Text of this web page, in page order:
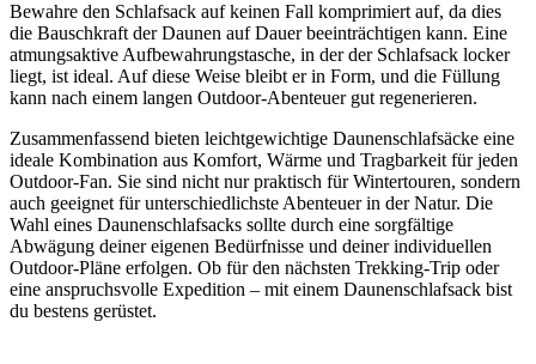
Bewahre den Schlafsack auf keinen Fall komprimiert auf, da dies
die Bauschkraft der Daunen auf Dauer beeinträchtigen kann. Eine
atmungsaktive Aufbewahrungstasche, in der der Schlafsack locker
liegt, ist ideal. Auf diese Weise bleibt er in Form, und die Füllung
kann nach einem langen Outdoor-Abenteuer gut regenerieren.
Zusammenfassend bieten leichtgewichtige Daunenschlafsäcke eine
ideale Kombination aus Komfort, Wärme und Tragbarkeit für jeden
Outdoor-Fan. Sie sind nicht nur praktisch für Wintertouren, sondern
auch geeignet für unterschiedlichste Abenteuer in der Natur. Die
Wahl eines Daunenschlafsacks sollte durch eine sorgfältige
Abwägung deiner eigenen Bedürfnisse und deiner individuellen
Outdoor-Pläne erfolgen. Ob für den nächsten Trekking-Trip oder
eine anspruchsvolle Expedition – mit einem Daunenschlafsack bist
du bestens gerüstet.